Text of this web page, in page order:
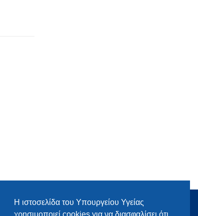
Η ιστοσελίδα του Υπουργείου Υγείας